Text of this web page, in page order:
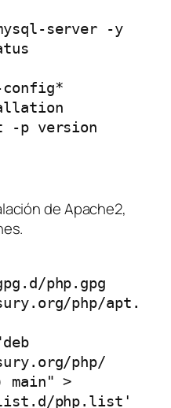
server -y
config*
-p version
de Apache2,
php.gpg
php/apt.
php/
main" >
php.list'